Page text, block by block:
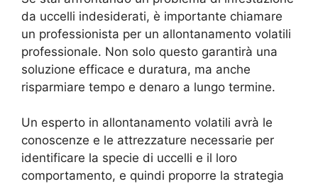
da uccelli indesiderati, è importante chiamare
un professionista per un allontanamento volatili
professionale. Non solo questo garantirà una
soluzione efficace e duratura, ma anche
risparmiare tempo e denaro a lungo termine.
Un esperto in allontanamento volatili avrà le
conoscenze e le attrezzature necessarie per
identificare la specie di uccelli e il loro
comportamento, e quindi proporre la strategia